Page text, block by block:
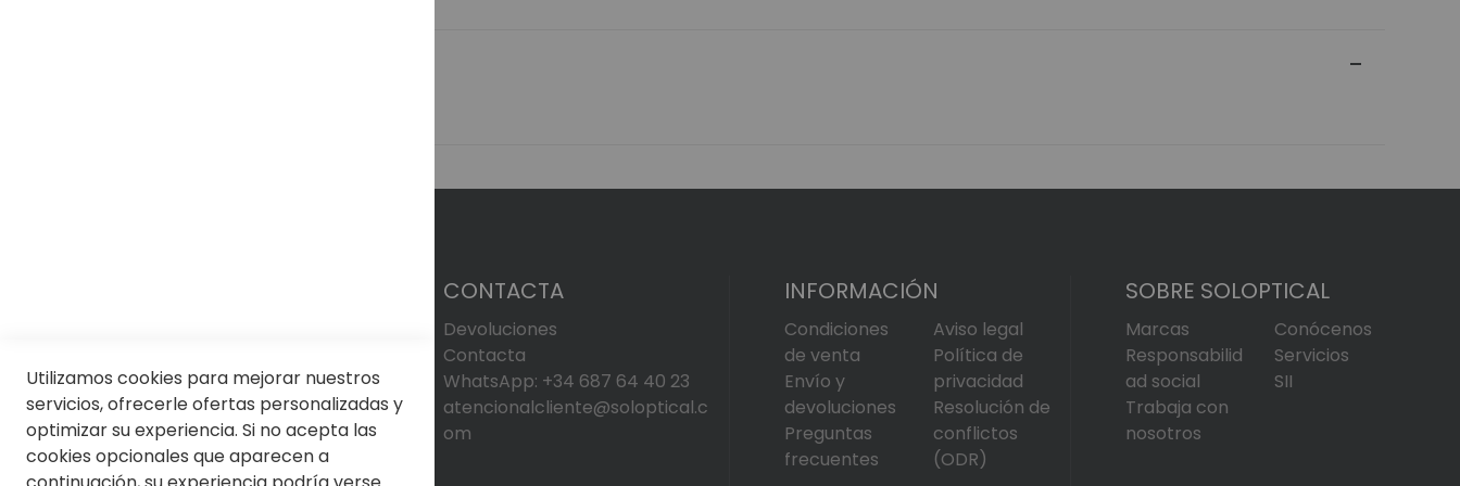
CONTACTA
Devoluciones
Contacta
WhatsApp: +34 687 64 40 23
atencionalcliente@soloptical.c
om
INFORMACIÓN
Condiciones
de venta
Envío y
devoluciones
Preguntas
frecuentes
Aviso legal
Política de
privacidad
Resolución de
conflictos
(ODR)
SOBRE SOLOPTICAL
Marcas
Responsabilid
ad social
Trabaja con
nosotros
Conócenos
Servicios
SII
Utilizamos cookies para mejorar nuestros
servicios, ofrecerle ofertas personalizadas y
optimizar su experiencia. Si no acepta las
cookies opcionales que aparecen a